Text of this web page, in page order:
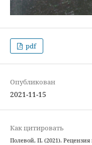
pdf
Опубликован
2021-11-15
Как цитировать
Полевой, П. (2021).